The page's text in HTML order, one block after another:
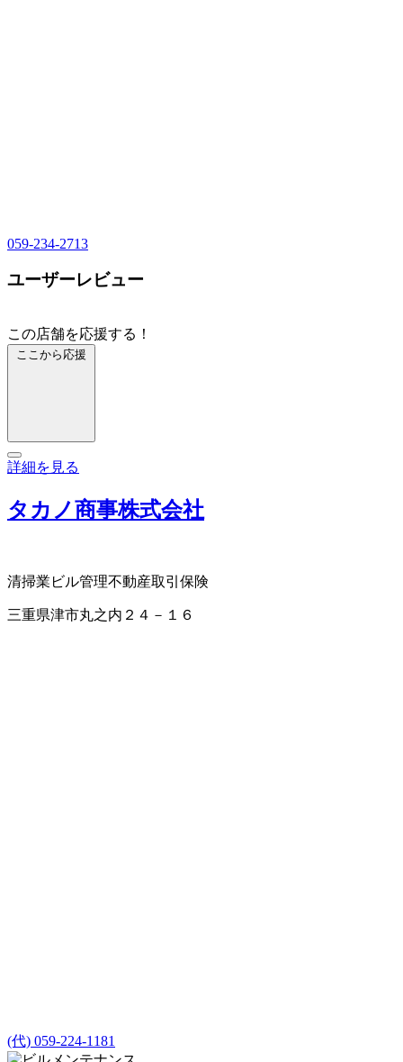
059-234-2713
ユーザーレビュー
この店舗を応援する！
ここから応援
詳細を見る
タカノ商事株式会社
清掃業 ビル管理不動産取引 保険
三重県津市丸之内２４－１６
(代) 059-224-1181